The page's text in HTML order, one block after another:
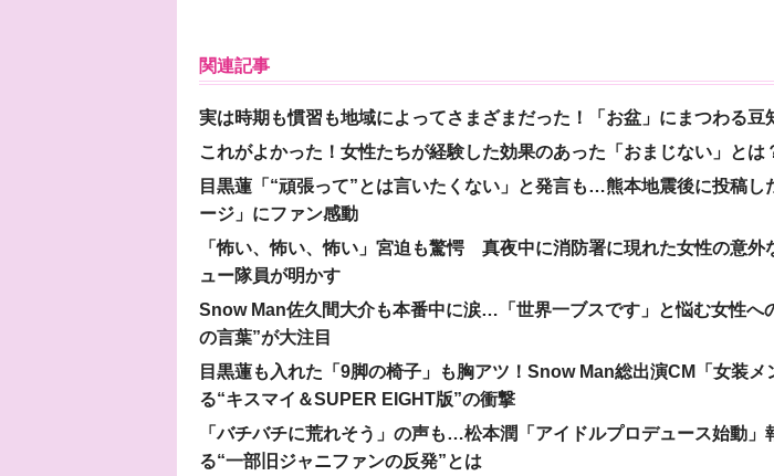
関連記事
実は時期も慣習も地域によってさまざまだった！「お盆」にまつわる豆
これがよかった！女性たちが経験した効果のあった「おまじない」とは
目黒蓮「“頑張って”とは言いたくない」と発言も…熊本地震後に投稿し
ージ」にファン感動
「怖い、怖い、怖い」宮迫も驚愕 真夜中に消防署に現れた女性の意外
ュー隊員が明かす
Snow Man佐久間大介も本番中に涙…「世界一ブスです」と悩む女性へ
の言葉”が大注目
目黒蓮も入れた「9脚の椅子」も胸アツ！Snow Man総出演CM「女装メ
る“キスマイ＆SUPER EIGHT版”の衝撃
「バチバチに荒れそう」の声も…松本潤「アイドルプロデュース始動」
る“一部旧ジャニファンの反発”とは